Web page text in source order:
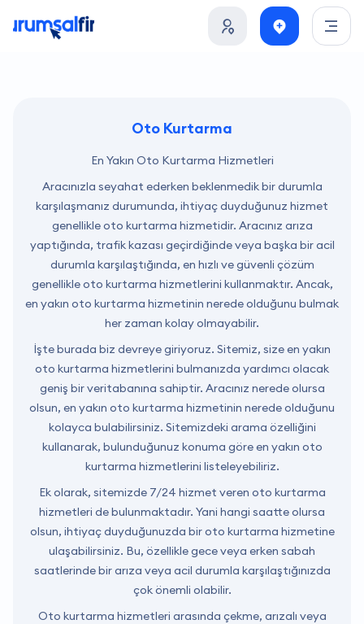
Oto Kurtarma
En Yakın Oto Kurtarma Hizmetleri
Aracınızla seyahat ederken beklenmedik bir durumla
karşılaşmanız durumunda, ihtiyaç duyduğunuz hizmet
genellikle oto kurtarma hizmetidir. Aracınız arıza
yaptığında, trafik kazası geçirdiğinde veya başka bir acil
durumla karşılaştığında, en hızlı ve güvenli çözüm
genellikle oto kurtarma hizmetlerini kullanmaktır. Ancak,
en yakın oto kurtarma hizmetinin nerede olduğunu bulmak
her zaman kolay olmayabilir.
İşte burada biz devreye giriyoruz. Sitemiz, size en yakın
oto kurtarma hizmetlerini bulmanızda yardımcı olacak
geniş bir veritabanına sahiptir. Aracınız nerede olursa
olsun, en yakın oto kurtarma hizmetinin nerede olduğunu
kolayca bulabilirsiniz. Sitemizdeki arama özelliğini
kullanarak, bulunduğunuz konuma göre en yakın oto
kurtarma hizmetlerini listeleyebiliriz.
Ek olarak, sitemizde 7/24 hizmet veren oto kurtarma
hizmetleri de bulunmaktadır. Yani hangi saatte olursa
olsun, ihtiyaç duyduğunuzda bir oto kurtarma hizmetine
ulaşabilirsiniz. Bu, özellikle gece veya erken sabah
saatlerinde bir arıza veya acil durumla karşılaştığınızda
çok önemli olabilir.
Oto kurtarma hizmetleri arasında çekme, arızalı veya